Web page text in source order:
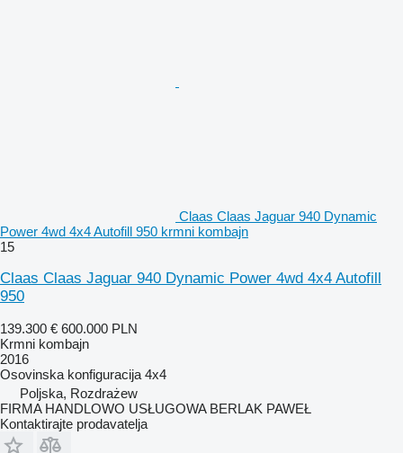
Claas Claas Jaguar 940 Dynamic
Power 4wd 4x4 Autofill 950 krmni kombajn
15
Claas Claas Jaguar 940 Dynamic Power 4wd 4x4 Autofill
950
139.300 € 600.000 PLN
Krmni kombajn
2016
Osovinska konfiguracija 4x4
Poljska, Rozdrażew
FIRMA HANDLOWO USŁUGOWA BERLAK PAWEŁ
Kontaktirajte prodavatelja